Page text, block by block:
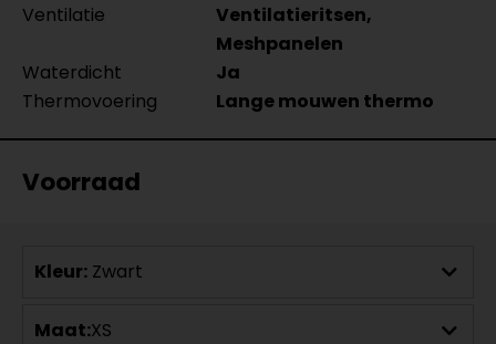
Ventilatie
Ventilatieritsen,
Meshpanelen
Waterdicht
Ja
Thermovoering
Lange mouwen thermo
Voorraad
Kleur: Zwart
Maat:XS